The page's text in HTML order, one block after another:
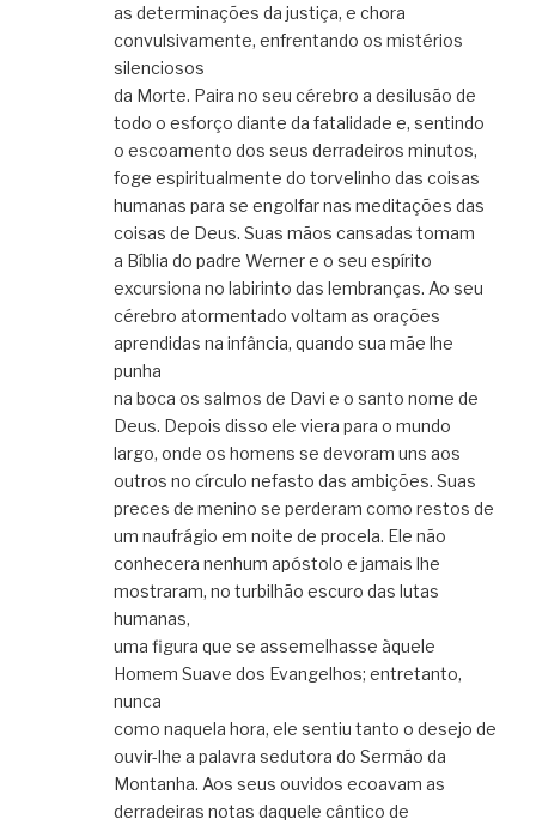
as determinações da justiça, e chora
convulsivamente, enfrentando os mistérios
silenciosos
da Morte. Paira no seu cérebro a desilusão de
todo o esforço diante da fatalidade e, sentindo
o escoamento dos seus derradeiros minutos,
foge espiritualmente do torvelinho das coisas
humanas para se engolfar nas meditações das
coisas de Deus. Suas mãos cansadas tomam
a Bíblia do padre Werner e o seu espírito
excursiona no labirinto das lembranças. Ao seu
cérebro atormentado voltam as orações
aprendidas na infância, quando sua mãe lhe
punha
na boca os salmos de Davi e o santo nome de
Deus. Depois disso ele viera para o mundo
largo, onde os homens se devoram uns aos
outros no círculo nefasto das ambições. Suas
preces de menino se perderam como restos de
um naufrágio em noite de procela. Ele não
conhecera nenhum apóstolo e jamais lhe
mostraram, no turbilhão escuro das lutas
humanas,
uma figura que se assemelhasse àquele
Homem Suave dos Evangelhos; entretanto,
nunca
como naquela hora, ele sentiu tanto o desejo de
ouvir-lhe a palavra sedutora do Sermão da
Montanha. Aos seus ouvidos ecoavam as
derradeiras notas daquele cântico de